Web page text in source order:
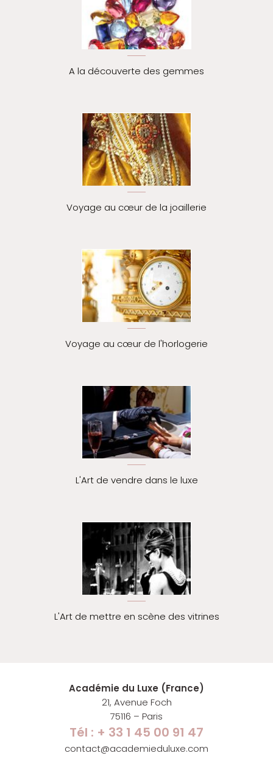
A la découverte des gemmes
Voyage au cœur de la joaillerie
Voyage au cœur de l'horlogerie
L'Art de vendre dans le luxe
L'Art de mettre en scène des vitrines
Académie du Luxe (France)
21, Avenue Foch
75116 – Paris
Tél : + 33 1 45 00 91 47
contact@academieduluxe.com